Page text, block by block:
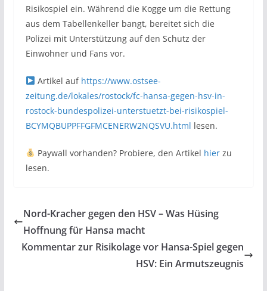
Risikospiel ein. Während die Kogge um die Rettung
aus dem Tabellenkeller bangt, bereitet sich die
Polizei mit Unterstützung auf den Schutz der
Einwohner und Fans vor.
Artikel auf https://www.ostsee-
zeitung.de/lokales/rostock/fc-hansa-gegen-hsv-in-
rostock-bundespolizei-unterstuetzt-bei-risikospiel-
BCYMQBUPPFFGFMCENERW2NQSVU.html lesen.
Paywall vorhanden? Probiere, den Artikel hierzu
lesen.
Nord-Kracher gegen den HSV – Was Hüsing
Hoffnung für Hansa macht
Kommentar zur Risikolage vor Hansa-Spiel gegen
HSV: Ein Armutszeugnis